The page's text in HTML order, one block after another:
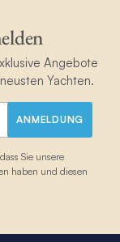
Angebote
Yachten.
ANMELDUNG
Sie unsere
haben und diesen